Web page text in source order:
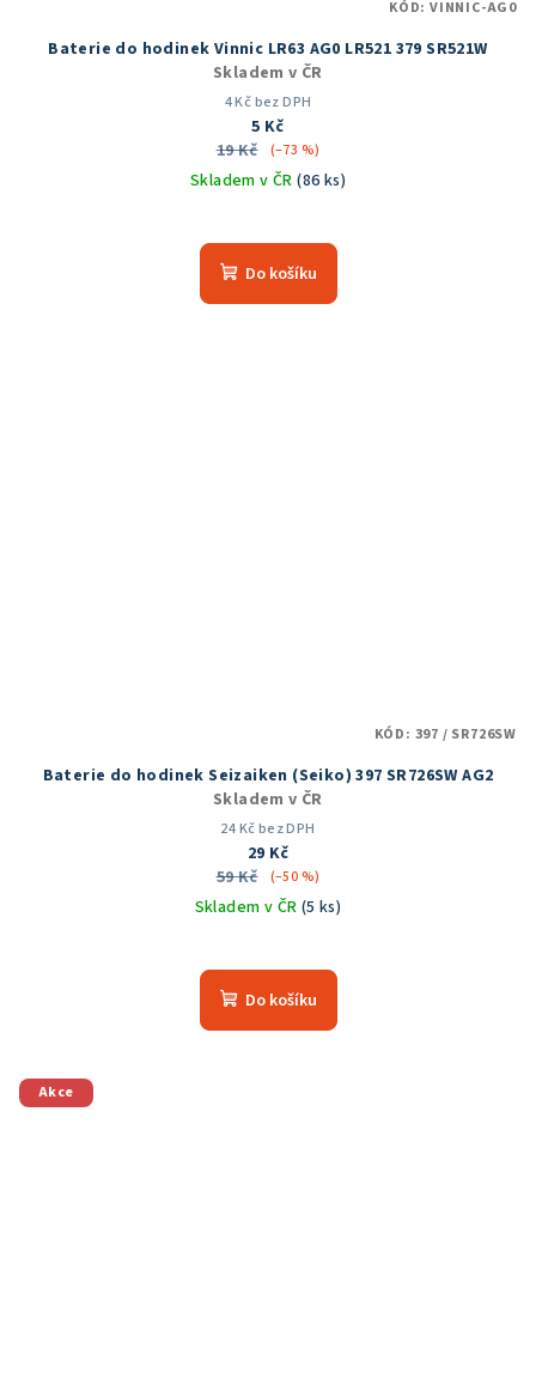
Baterie do hodinek Vinnic LR63 AG0 LR521 379 SR521W
Skladem v ČR
4 Kč bez DPH
5 Kč
19 Kč
(–73 %)
Skladem v ČR(86 ks)
hodnocení
produktu
Do košíku
KÓD: VINNIC-AG0
Baterie do hodinek Seizaiken (Seiko) 397 SR726SW AG2
Skladem v ČR
24 Kč bez DPH
29 Kč
59 Kč
(–50 %)
Skladem v ČR (5 ks)
Do košíku
KÓD: 397 / SR726SW
Akce